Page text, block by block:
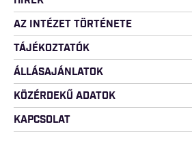
AZ INTÉZET TÖRTÉNETE
TÁJÉKOZTATÓK
ÁLLÁSAJÁNLATOK
KÖZÉRDEKŰ ADATOK
KAPCSOLAT